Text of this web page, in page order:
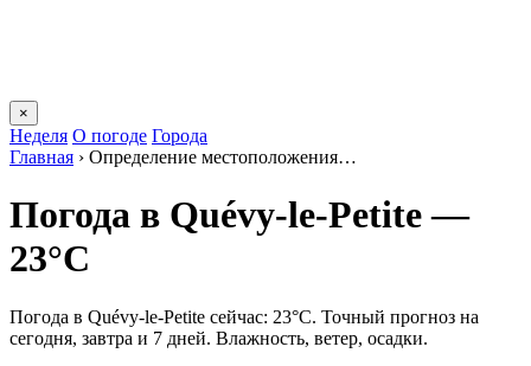
×
Неделя О погоде Города
Главная › Определение местоположения…
Погода в Quévy-le-Petitе —
23°C
Погода в Quévy-le-Petitе сейчас: 23°C. Точный прогноз на
сегодня, завтра и 7 дней. Влажность, ветер, осадки.